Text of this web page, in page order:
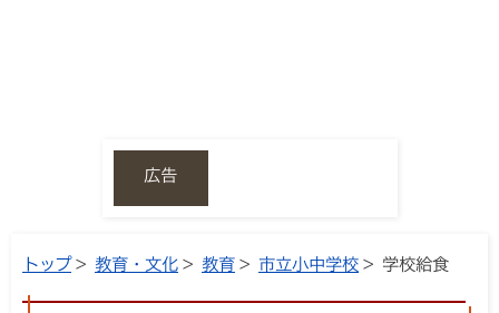
広告
トップ> 教育・文化 > 教育 > 市立小中学校 > 学校給食